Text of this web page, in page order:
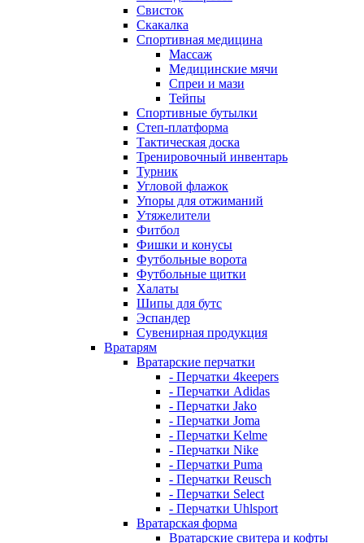
Свисток
Скакалка
Спортивная медицина
Массаж
Медицинские мячи
Спреи и мази
Тейпы
Спортивные бутылки
Степ-платформа
Тактическая доска
Тренировочный инвентарь
Турник
Угловой флажок
Упоры для отжиманий
Утяжелители
Фитбол
Фишки и конусы
Футбольные ворота
Футбольные щитки
Халаты
Шипы для бутс
Эспандер
Сувенирная продукция
Вратарям
Вратарские перчатки
- Перчатки 4keepers
- Перчатки Adidas
- Перчатки Jako
- Перчатки Joma
- Перчатки Kelme
- Перчатки Nike
- Перчатки Puma
- Перчатки Reusch
- Перчатки Select
- Перчатки Uhlsport
Вратарская форма
Вратарские свитера и кофты